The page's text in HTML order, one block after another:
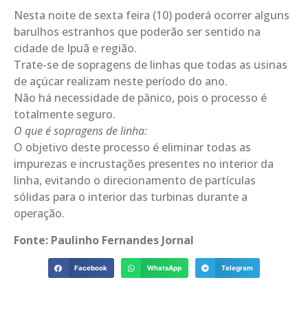
Nesta noite de sexta feira (10) poderá ocorrer alguns
barulhos estranhos que poderão ser sentido na
cidade de Ipuã e região.
Trate-se de sopragens de linhas que todas as usinas
de açúcar realizam neste período do ano.
Não há necessidade de pânico, pois o processo é
totalmente seguro.
O que é sopragens de linha:
O objetivo deste processo é eliminar todas as
impurezas e incrustações presentes no interior da
linha, evitando o direcionamento de partículas
sólidas para o interior das turbinas durante a
operação.
Fonte: Paulinho Fernandes Jornal
Facebook WhatsApp Telegram